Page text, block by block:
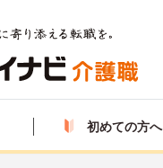
初めての方へ